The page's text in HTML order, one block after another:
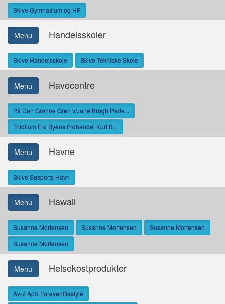
Skive Gymnasium og HF
Menu Handelsskoler
Skive Handelsskole Skive Tekniske Skole
Menu Havecentre
På Den Grønne Gren v/Jane Krogh Pede...
Trifolium Frø Byens Frøhandel Kurt B...
Menu Havne
Skive Søsports Havn
Menu Hawaii
Susanne Mortensen Susanne Mortensen
Susanne Mortensen
Susanne Mortensen
Menu Helsekostprodukter
Av-2 ApS Foreverlifiestyle